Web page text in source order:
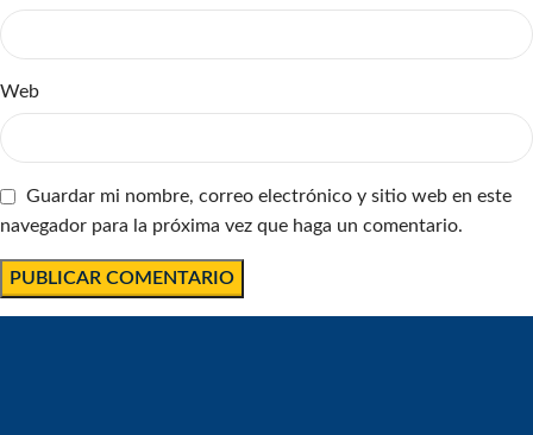
Web
Guardar mi nombre, correo electrónico y sitio web en este
navegador para la próxima vez que haga un comentario.